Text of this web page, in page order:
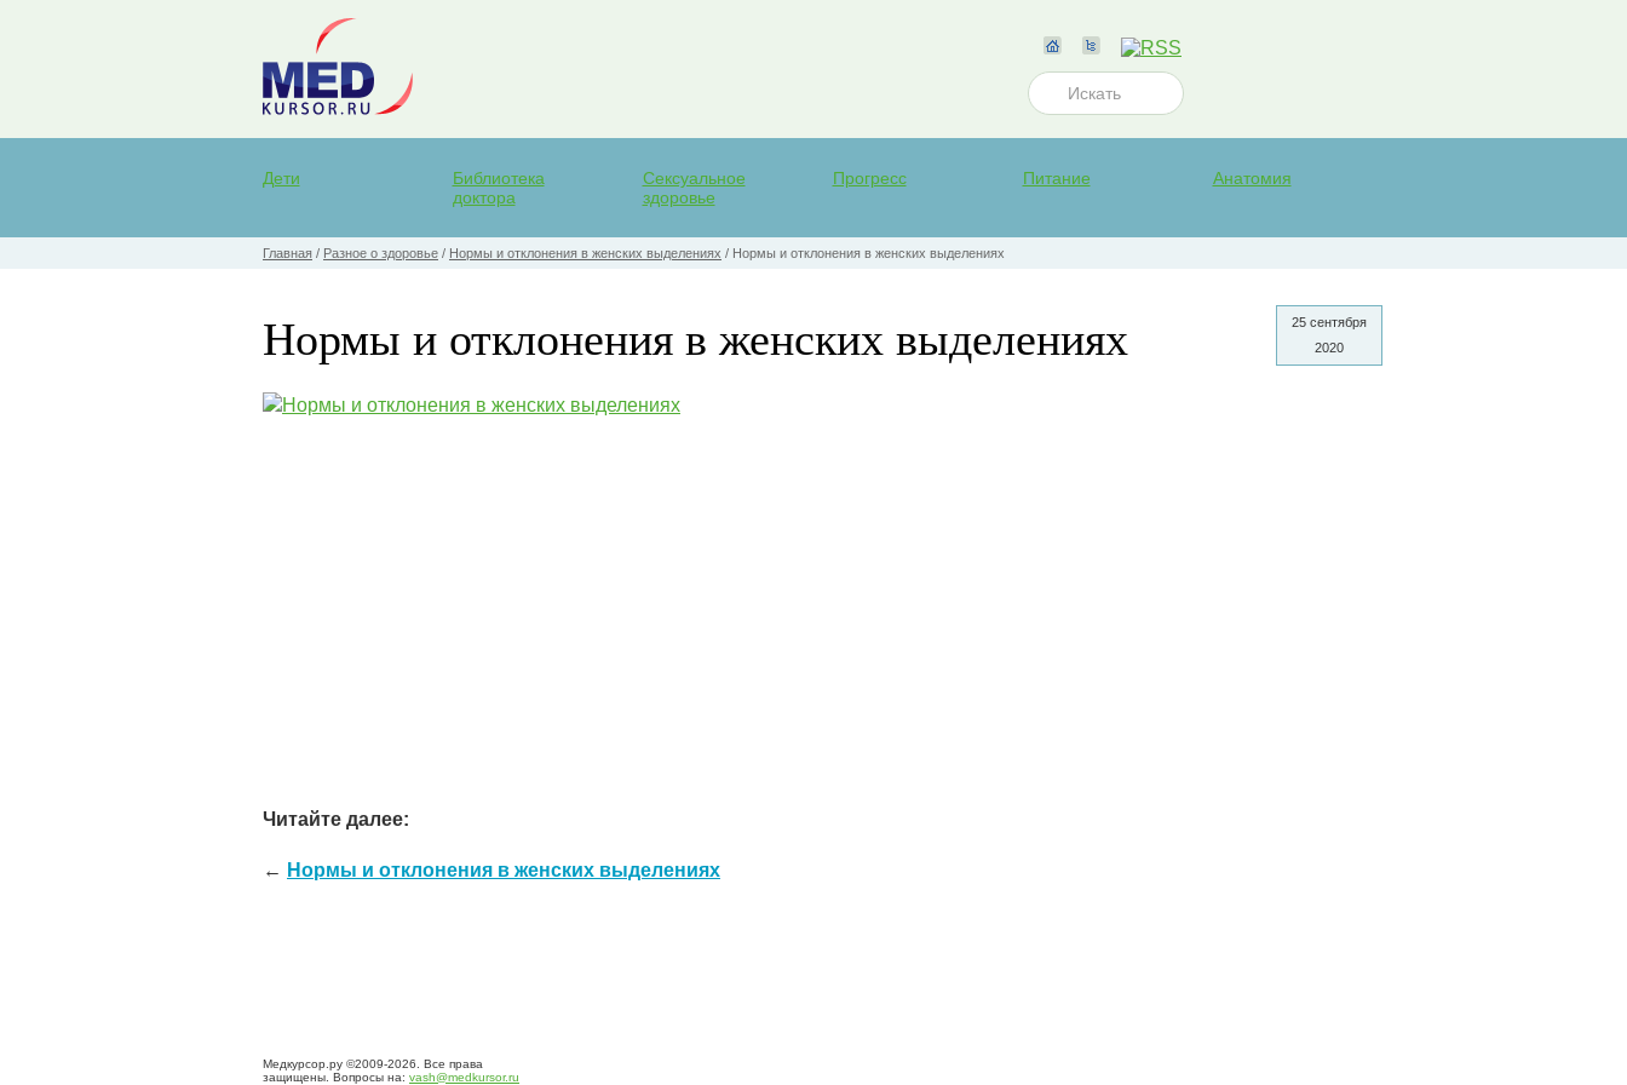
Дети
Библиотека
доктора
Сексуальное
здоровье
Прогресс Питание Анатомия
Главная / Разное о здоровье / Нормы и отклонения в женских выделениях / Нормы и отклонения в женских выделениях
25 сентября
2020
Нормы и отклонения в женских выделениях
Читайте далее:
← Нормы и отклонения в женских выделениях
Медкурсор.ру ©2009-2026. Все права
защищены. Вопросы на: vash@medkursor.ru